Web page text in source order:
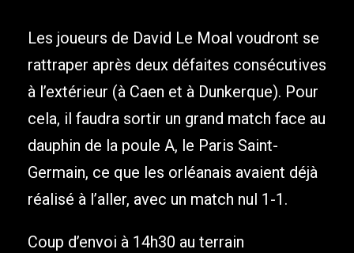
Les joueurs de David Le Moal voudront se
rattraper après deux défaites consécutives
à l’extérieur (à Caen et à Dunkerque). Pour
cela, il faudra sortir un grand match face au
dauphin de la poule A, le Paris Saint-
Germain, ce que les orléanais avaient déjà
réalisé à l’aller, avec un match nul 1-1.
Coup d’envoi à 14h30 au terrain